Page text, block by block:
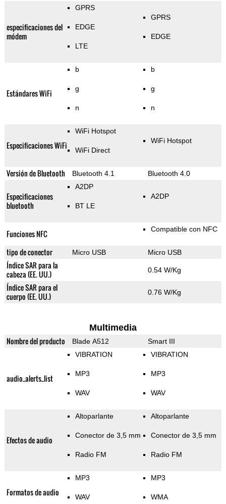
especificaciones del
módem
GPRS
EDGE
LTE
GPRS
EDGE
Estándares WiFi
b
g
n
b
g
n
Especificaciones WiFi
WiFi Hotspot
WiFi Direct
WiFi Hotspot
Versión de Bluetooth Bluetooth 4.1 Bluetooth 4.0
Especificaciones
bluetooth
A2DP
BT LE
A2DP
Funciones NFC Compatible con NFC
tipo de conector Micro USB Micro USB
Índice SAR para la
cabeza (EE. UU.)
0.54 W/Kg
Índice SAR para el
cuerpo (EE. UU.)
0.76 W/Kg
Multimedia
Nombre del producto Blade A512 Smart III
audio_alerts_list
VIBRATION
MP3
WAV
VIBRATION
MP3
WAV
Efectos de audio
Altoparlante
Conector de 3,5 mm
Radio FM
Altoparlante
Conector de 3,5 mm
Radio FM
Formatos de audio
MP3
WAV
MP3
WMA